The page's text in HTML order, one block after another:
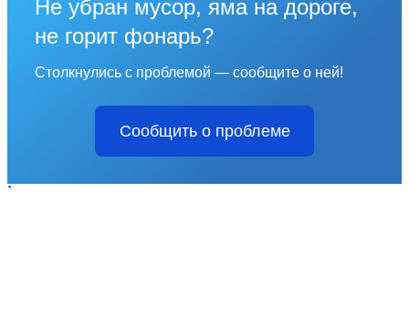
Не убран мусор, яма на дороге,
не горит фонарь?
Столкнулись с проблемой — сообщите о ней!
Сообщить о проблеме
`